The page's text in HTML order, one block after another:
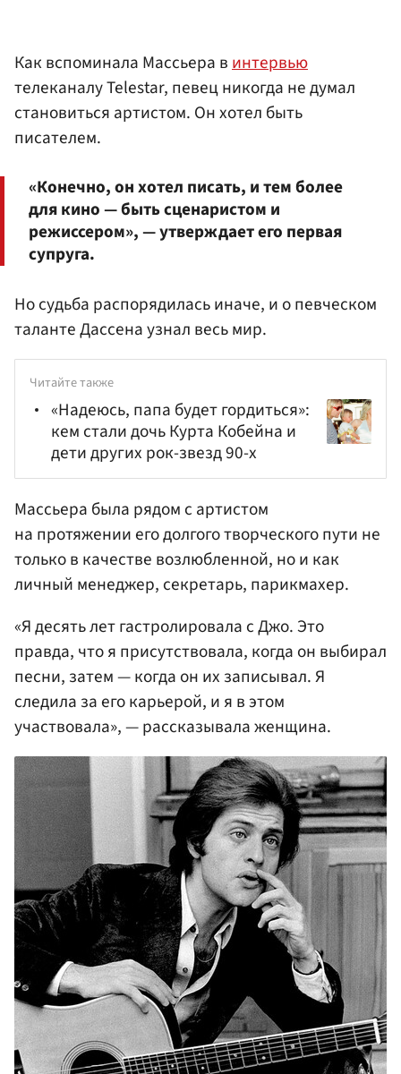
Как вспоминала Массьера винтервью
телеканалу Telestar, певец никогда не думал
становиться артистом. Он хотел быть
писателем.
«Конечно, он хотел писать, и тем более
для кино — быть сценаристом и
режиссером», — утверждает его первая
супруга.
Но судьба распорядилась иначе, и о певческом
таланте Дассена узнал весь мир.
Читайте также
«Надеюсь, папа будет гордиться»:
кем стали дочь Курта Кобейна и
дети других рок-звезд 90-х
Массьера была рядом с артистом
на протяжении его долгого творческого пути не
только в качестве возлюбленной, но и как
личный менеджер, секретарь, парикмахер.
«Я десять лет гастролировала с Джо. Это
правда, что я присутствовала, когда он выбирал
песни, затем — когда он их записывал. Я
следила за его карьерой, и я в этом
участвовала», — рассказывала женщина.